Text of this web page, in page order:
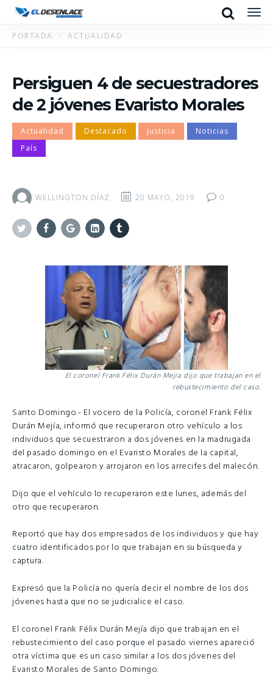
Search
PORTADA ACTUALIDAD
Persiguen 4 de secuestradores
de 2 jóvenes Evaristo Morales
Actualidad Destacado Justicia
Noticias
País
WELLINGTON DÍAZ 20 MAYO, 2019 0
El coronel Frank Félix Durán Mejía dijo que trabajan en el
rebustecimiento del caso.
Santo Domingo.- El vocero de la Policía, coronel Frank Félix
Durán Mejía, informó que recuperaron otro vehículo a los
individuos que secuestraron a dos jóvenes en la madrugada
del pasado domingo en el Evaristo Morales de la capital,
atracaron, golpearon y arrojaron en los arrecifes del malecón.
Dijo que el vehículo lo recuperaron este lunes, además del
otro que recuperaron.
Reportó que hay dos empresados de los individuos y que hay
cuatro identificados por lo que trabajan en su búsqueda y
captura.
Expresó que la Policía no quería decir el nombre de los dos
jóvenes hasta que no se judicialice el caso.
El coronel Frank Félix Durán Mejía dijo que trabajan en el
rebustecimiento del caso porque el pasado viernes apareció
otra víctima que es un caso similar a los dos jóvenes del
Evaristo Morales de Santo Domingo.